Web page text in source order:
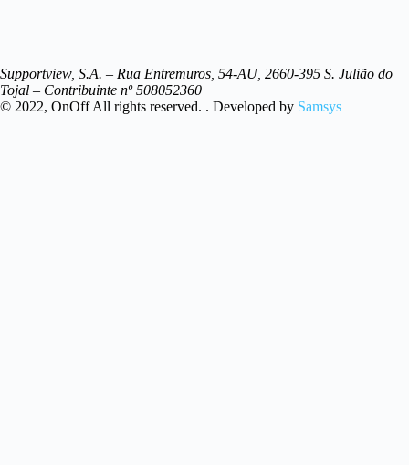
Supportview, S.A. – Rua Entremuros, 54-AU, 2660-395 S. Julião do
Tojal – Contribuinte nº 508052360
© 2022, OnOff All rights reserved. . Developed by Samsys